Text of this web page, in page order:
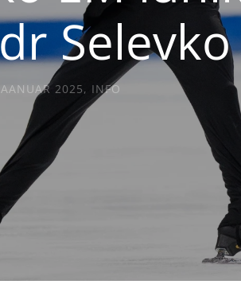
2025, INFO